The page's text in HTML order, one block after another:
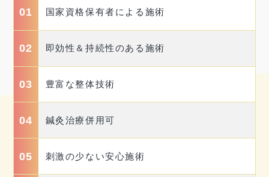
01 国家資格保有者による施術
02 即効性＆持続性のある施術
03 豊富な整体技術
04 鍼灸治療併用可
05 刺激の少ない安心施術